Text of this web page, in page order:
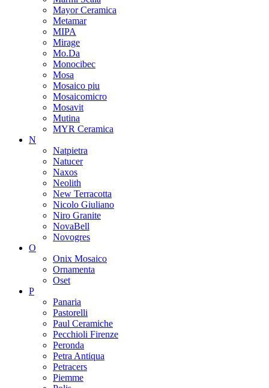
Mayor Ceramica
Metamar
MIPA
Mirage
Mo.Da
Monocibec
Mosa
Mosaico piu
Mosaicomicro
Mosavit
Mutina
MYR Ceramica
N
Natpietra
Natucer
Naxos
Neolith
New Terracotta
Nicolo Giuliano
Niro Granite
NovaBell
Novogres
O
Onix Mosaico
Ornamenta
Oset
P
Panaria
Pastorelli
Paul Ceramiche
Pecchioli Firenze
Peronda
Petra Antiqua
Petracers
Piemme